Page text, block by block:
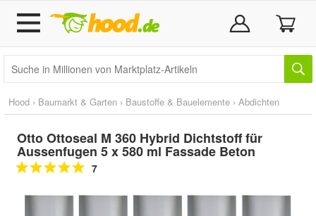
Hood › Baumarkt & Garten › Baustoffe & Bauelemente › Abdichten
Otto Ottoseal M 360 Hybrid Dichtstoff für
Aussenfugen 5 x 580 ml Fassade Beton
7